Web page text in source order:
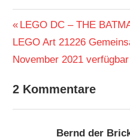
Vorheriger
Beitrag:
LEGO DC – THE
Nächster
Beitrag:
LEGO Art 21226
November 2021 verfügbar
2 Kommentare
Bernd der